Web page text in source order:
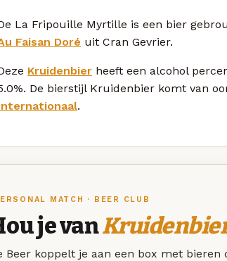
La Fripouille Myrtille is een bier
Faisan Doré uit Cran Gevrier.
Kruidenbier heeft een alcohol
De bierstijl Kruidenbier komt van
.
MATCH · BEER CLUB
je van
Beer koppelt je aan een box met bieren